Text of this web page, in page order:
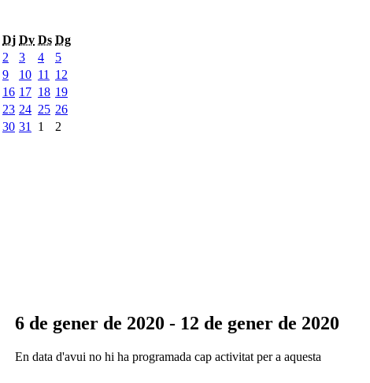
Dj Dv Ds Dg
2 3 4
5
9 10 11
12
16 17 18 19
23 24 25 26
30 31 1 2
6 de gener de 2020 - 12 de gener de 2020
En data d'avui no hi ha programada cap activitat per a aquesta